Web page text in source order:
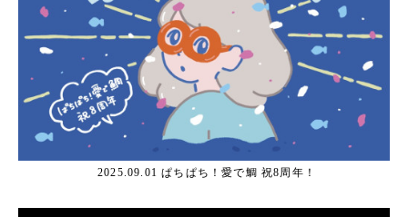
2025.09.01 ぱちぱち！愛で鯛 祝8周年！